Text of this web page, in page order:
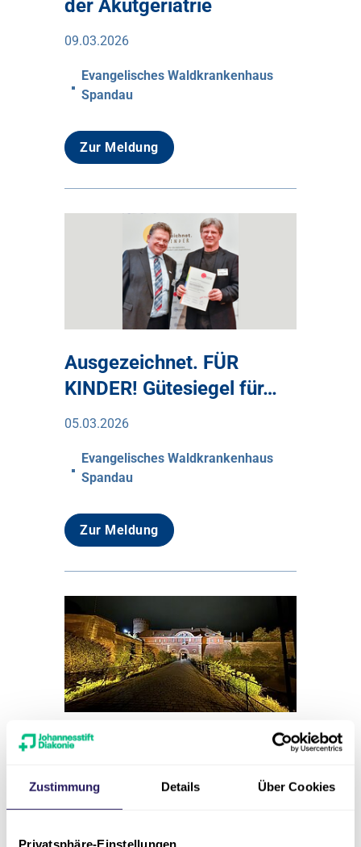
Zustimmung Details Über Cookies
Privatsphäre-Einstellungen
der Akutgeriatrie
09.03.2026
Evangelisches Waldkrankenhaus
Spandau
Zur Meldung
Ausgezeichnet. FÜR
KINDER! Gütesiegel für…
05.03.2026
Evangelisches Waldkrankenhaus
Spandau
Zur Meldung
3. Perinatologischer
14.02.2026
Evangelisches Waldkrankenhaus